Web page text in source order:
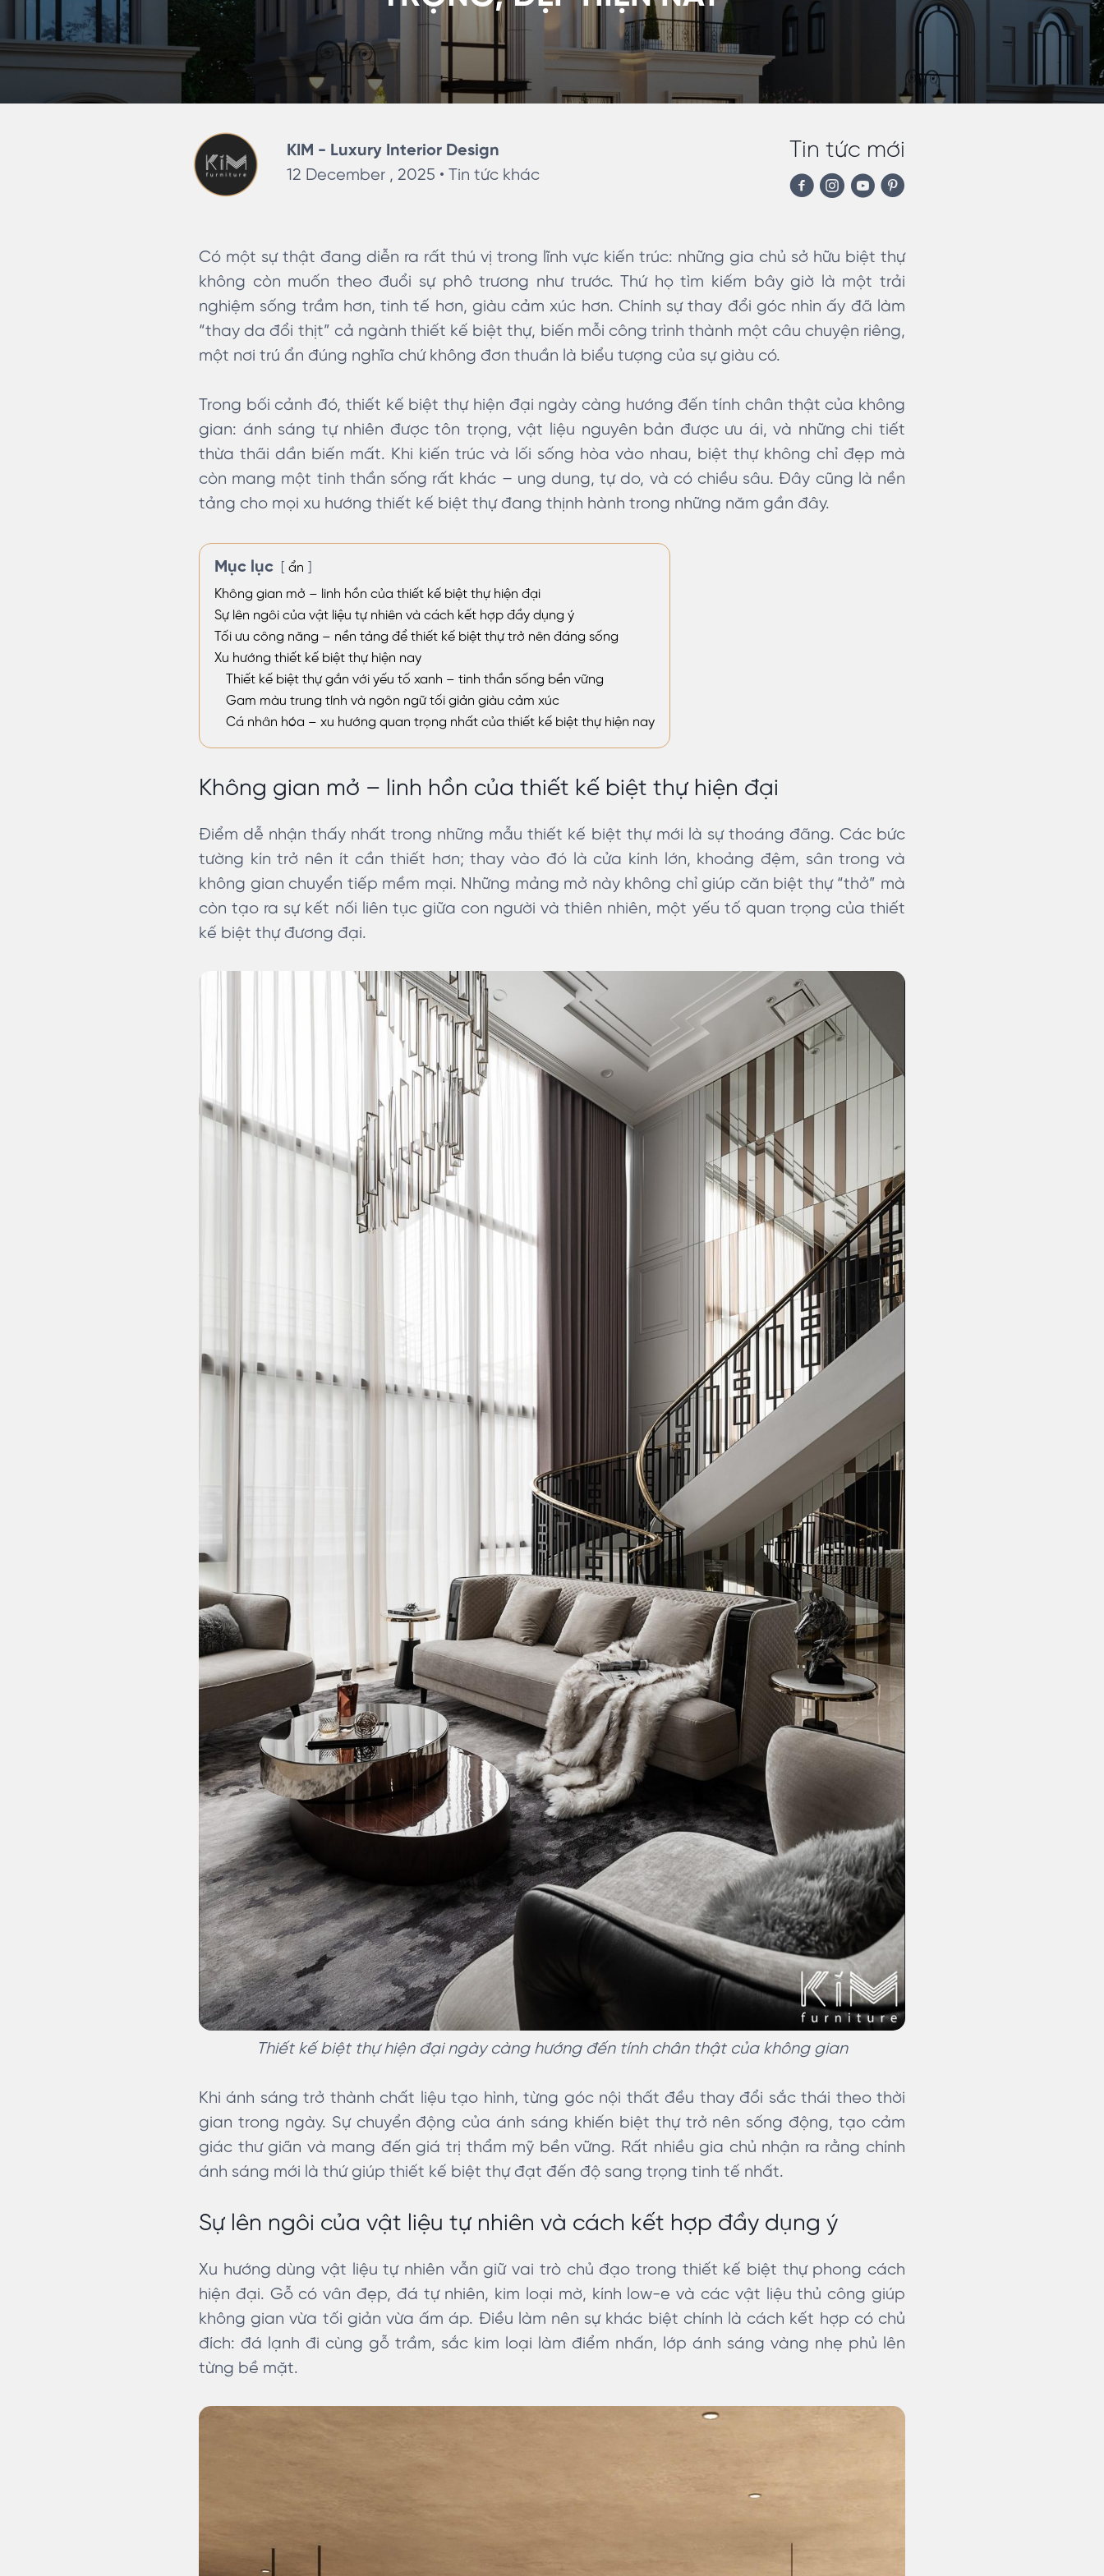
KIM - Luxury Interior Design
12 December , 2025 •Tin tức khác
Tin tức mới
Có một sự thật đang diễn ra rất thú vị trong lĩnh vực kiến trúc: những gia chủ sở hữu biệt thự
không còn muốn theo đuổi sự phô trương như trước. Thứ họ tìm kiếm bây giờ là một trải
nghiệm sống trầm hơn, tinh tế hơn, giàu cảm xúc hơn. Chính sự thay đổi góc nhìn ấy đã làm
“thay da đổi thịt” cả ngành thiết kế biệt thự, biến mỗi công trình thành một câu chuyện riêng,
một nơi trú ẩn đúng nghĩa chứ không đơn thuần là biểu tượng của sự giàu có.
Trong bối cảnh đó, thiết kế biệt thự hiện đại ngày càng hướng đến tính chân thật của không
gian: ánh sáng tự nhiên được tôn trọng, vật liệu nguyên bản được ưu ái, và những chi tiết
thừa thãi dần biến mất. Khi kiến trúc và lối sống hòa vào nhau, biệt thự không chỉ đẹp mà
còn mang một tinh thần sống rất khác – ung dung, tự do, và có chiều sâu. Đây cũng là nền
tảng cho mọi xu hướng thiết kế biệt thự đang thịnh hành trong những năm gần đây.
Mục lục
ẩn
Không gian mở – linh hồn của thiết kế biệt thự hiện đại
Sự lên ngôi của vật liệu tự nhiên và cách kết hợp đầy dụng ý
Tối ưu công năng – nền tảng để thiết kế biệt thự trở nên đáng sống
Xu hướng thiết kế biệt thự hiện nay
Thiết kế biệt thự gắn với yếu tố xanh – tinh thần sống bền vững
Gam màu trung tính và ngôn ngữ tối giản giàu cảm xúc
Cá nhân hóa – xu hướng quan trọng nhất của thiết kế biệt thự hiện nay
Không gian mở – linh hồn của thiết kế biệt thự hiện đại
Điểm dễ nhận thấy nhất trong những mẫu thiết kế biệt thự mới là sự thoáng đãng. Các bức
tường kín trở nên ít cần thiết hơn; thay vào đó là cửa kính lớn, khoảng đệm, sân trong và
không gian chuyển tiếp mềm mại. Những mảng mở này không chỉ giúp căn biệt thự “thở” mà
còn tạo ra sự kết nối liên tục giữa con người và thiên nhiên, một yếu tố quan trọng của thiết
kế biệt thự đương đại.
Thiết kế biệt thự hiện đại ngày càng hướng đến tính chân thật của không gian
Khi ánh sáng trở thành chất liệu tạo hình, từng góc nội thất đều thay đổi sắc thái theo thời
gian trong ngày. Sự chuyển động của ánh sáng khiến biệt thự trở nên sống động, tạo cảm
giác thư giãn và mang đến giá trị thẩm mỹ bền vững. Rất nhiều gia chủ nhận ra rằng chính
ánh sáng mới là thứ giúp thiết kế biệt thự đạt đến độ sang trọng tinh tế nhất.
Sự lên ngôi của vật liệu tự nhiên và cách kết hợp đầy dụng ý
Xu hướng dùng vật liệu tự nhiên vẫn giữ vai trò chủ đạo trong thiết kế biệt thự phong cách
hiện đại. Gỗ có vân đẹp, đá tự nhiên, kim loại mờ, kính low-e và các vật liệu thủ công giúp
không gian vừa tối giản vừa ấm áp. Điều làm nên sự khác biệt chính là cách kết hợp có chủ
đích: đá lạnh đi cùng gỗ trầm, sắc kim loại làm điểm nhấn, lớp ánh sáng vàng nhẹ phủ lên
từng bề mặt.